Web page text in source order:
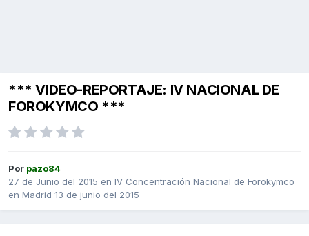
*** VIDEO-REPORTAJE: IV NACIONAL DE
FOROKYMCO ***
Por pazo84
27 de Junio del 2015 en IV Concentración Nacional de Forokymco
en Madrid 13 de junio del 2015